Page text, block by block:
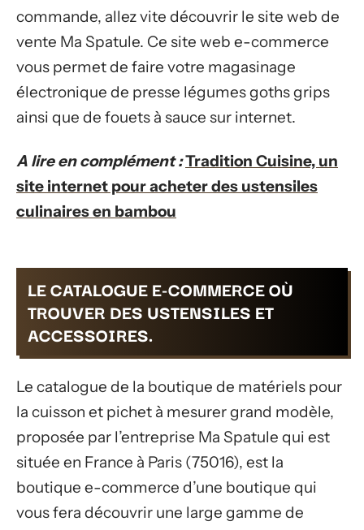
commande, allez vite découvrir le site web de
vente Ma Spatule. Ce site web e-commerce
vous permet de faire votre magasinage
électronique de presse légumes goths grips
ainsi que de fouets à sauce sur internet.
A lire en complément :Tradition Cuisine, un
site internet pour acheter des ustensiles
culinaires en bambou
LE CATALOGUE E-COMMERCE OÙ
TROUVER DES USTENSILES ET
ACCESSOIRES.
Le catalogue de la boutique de matériels pour
la cuisson et pichet à mesurer grand modèle,
proposée par l’entreprise Ma Spatule qui est
située en France à Paris (75016), est la
boutique e-commerce d’une boutique qui
vous fera découvrir une large gamme de